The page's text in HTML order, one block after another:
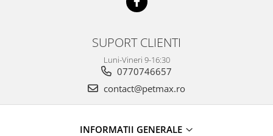
SUPORT CLIENTI
Luni-Vineri 9-16:30
0770746657
contact@petmax.ro
INFORMATII GENERALE